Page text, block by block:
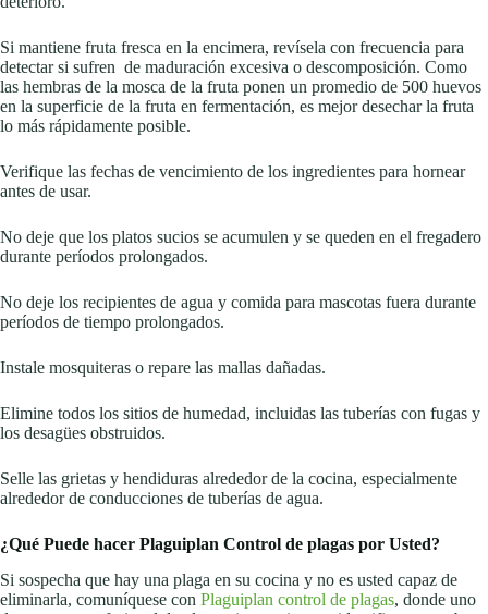
Si mantiene fruta fresca en la encimera, revísela con frecuencia para
detectar si sufren de maduración excesiva o descomposición. Como
las hembras de la mosca de la fruta ponen un promedio de 500 huevos
en la superficie de la fruta en fermentación, es mejor desechar la fruta
lo más rápidamente posible.
Verifique las fechas de vencimiento de los ingredientes para hornear
antes de usar.
No deje que los platos sucios se acumulen y se queden en el fregadero
durante períodos prolongados.
No deje los recipientes de agua y comida para mascotas fuera durante
períodos de tiempo prolongados.
Instale mosquiteras o repare las mallas dañadas.
Elimine todos los sitios de humedad, incluidas las tuberías con fugas y
los desagües obstruidos.
Selle las grietas y hendiduras alrededor de la cocina, especialmente
alrededor de conducciones de tuberías de agua.
¿Qué Puede hacer Plaguiplan Control de plagas por Usted?
Si sospecha que hay una plaga en su cocina y no es usted capaz de
eliminarla, comuníquese con Plaguiplan control de plagas, donde uno